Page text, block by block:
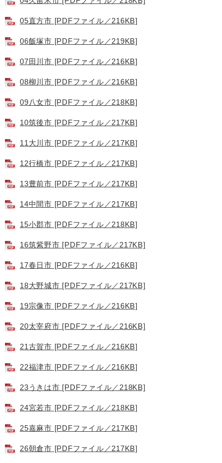
05直方市 [PDFファイル／216KB]
06飯塚市 [PDFファイル／219KB]
07田川市 [PDFファイル／216KB]
08柳川市 [PDFファイル／216KB]
09八女市 [PDFファイル／218KB]
10筑後市 [PDFファイル／217KB]
11大川市 [PDFファイル／217KB]
12行橋市 [PDFファイル／217KB]
13豊前市 [PDFファイル／217KB]
14中間市 [PDFファイル／217KB]
15小郡市 [PDFファイル／218KB]
16筑紫野市 [PDFファイル／217KB]
17春日市 [PDFファイル／216KB]
18大野城市 [PDFファイル／217KB]
19宗像市 [PDFファイル／216KB]
20太宰府市 [PDFファイル／216KB]
21古賀市 [PDFファイル／216KB]
22福津市 [PDFファイル／216KB]
23うきは市 [PDFファイル／218KB]
24宮若市 [PDFファイル／218KB]
25嘉麻市 [PDFファイル／217KB]
26朝倉市 [PDFファイル／217KB]